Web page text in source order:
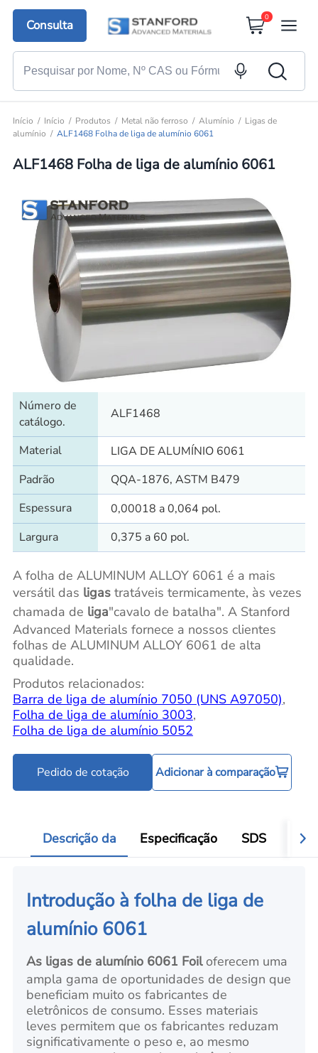
Consulta
0
Início Início Produtos Metal não ferroso Alumínio
Ligas de
alumínio
ALF1468 Folha de liga de alumínio 6061
ALF1468 Folha de liga de alumínio 6061
Número de
catálogo.
ALF1468
Material
LIGA DE ALUMÍNIO 6061
Padrão
QQA-1876, ASTM B479
Espessura
0,00018 a 0,064 pol.
Largura
0,375 a 60 pol.
A folha de ALUMINUM ALLOY 6061 é a mais
versátil das ligastratáveis termicamente, às vezes
chamada de liga"cavalo de batalha". A Stanford
Advanced Materials fornece a nossos clientes
folhas de ALUMINUM ALLOY 6061 de alta
qualidade.
Produtos relacionados:
Barra de liga de alumínio 7050 (UNS A97050),
Folha de liga de alumínio 3003,
Folha de liga de alumínio 5052
Pedido de cotação Adicionar à comparação
Descrição da Especificação SDS
Introdução à folha de liga de
alumínio 6061
As ligas de alumínio 6061 Foiloferecem uma
ampla gama de oportunidades de design que
beneficiam muito os fabricantes de
eletrônicos de consumo. Esses materiais
leves permitem que os fabricantes reduzam
significativamente o peso e, ao mesmo